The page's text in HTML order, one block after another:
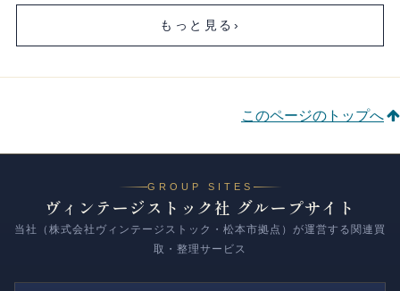
もっと見る ›
このページのトップへ
GROUP SITES
ヴィンテージストック社 グループサイト
当社（株式会社ヴィンテージストック・松本市拠点）が運営する関連買
取・整理サービス